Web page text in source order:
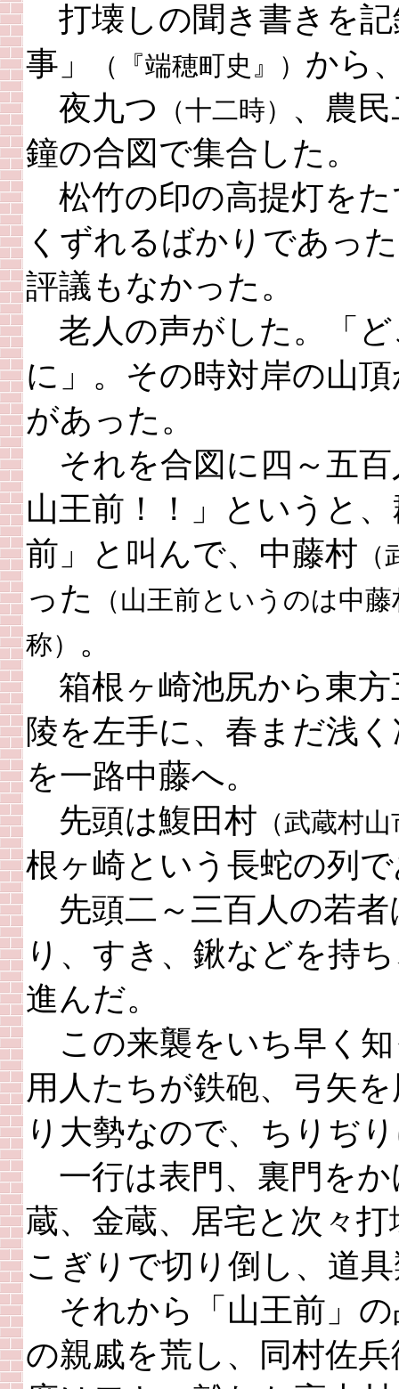
打壊しの聞き書きを記
事」
（『端穂町史』） から
夜九つ
（十二時） 、農
鐘の合図で集合した。
松竹の印の高提灯を
くずれるばかりであっ
評議もなかった。
老人の声がした。「
に」。その時対岸の山
があった。
それを合図に四～五百
山王前！！」というと
前」と叫んで、中藤村
った
（山王前というのは中
称） 。
箱根ヶ崎池尻から東方
陵を左手に、春まだ浅
を一路中藤へ。
先頭は鰒田村 （武蔵村
根ヶ崎という長蛇の列
先頭二～三百人の若者
り、すき、鍬などを持
進んだ。
この来襲をいち早く
用人たちが鉄砲、弓矢
り大勢なので、ちりぢ
一行は表門、裏門をか
蔵、金蔵、居宅と次々
こぎりで切り倒し、道
それから「山王前」
の親戚を荒し、同村佐